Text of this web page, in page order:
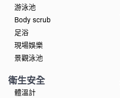
游泳池
Body scrub
足浴
現場娛樂
景觀泳池
衛生安全
體溫計